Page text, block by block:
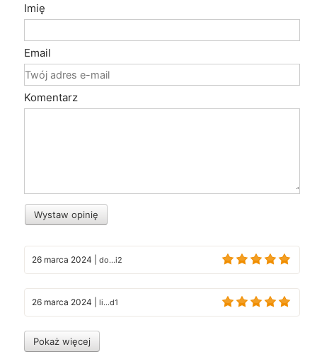
Imię
Email
Komentarz
Wystaw opinię
26 marca 2024 do...i2
26 marca 2024 li...d1
Pokaż więcej